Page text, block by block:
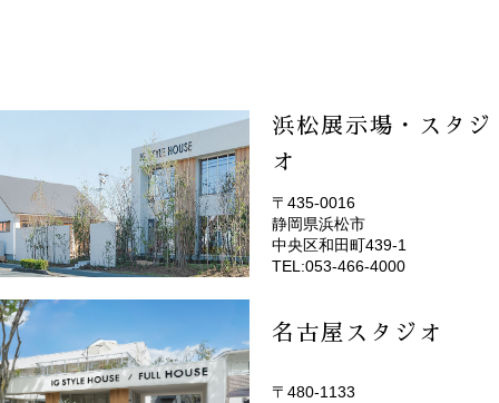
浜松展示場・スタジ
オ
(EMOTOP浜松)
〒435-0016
静岡県浜松市
中央区和田町439-1
TEL:053-466-4000
名古屋スタジオ
〒480-1133